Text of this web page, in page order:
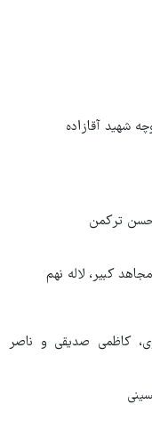
شهید آقازاده
ترکمن
کبیر، لاله نهم
کاظمی صدیقی و ناصر